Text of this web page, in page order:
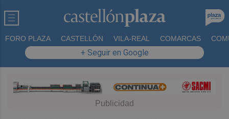
FORO PLAZA CASTELLÓN VILA-REAL COMARCAS
+ Seguir en Google